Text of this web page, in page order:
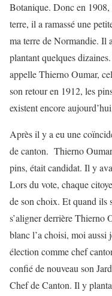
Botanique. Donc en
terre, il a ramassé une
ma terre de Normandie. Il
plantant quelques
appelle Thierno Oumar,
son retour en 1912, les
existent encore
Après il y a eu une
de canton. Thierno
pins, était candidat. Il y
Lors du vote, chaque
de son choix. Et quand ils
s’aligner derrière Thierno
blanc l’a choisi, moi aussi
élection comme chef
confié de nouveau son
Chef de Canton. Il y planta